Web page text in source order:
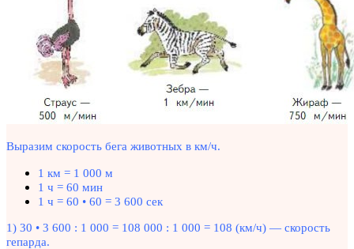
Выразим скорость бега животных в км/ч.
1 км = 1 000 м
1 ч = 60 мин
1 ч = 60 • 60 = 3 600 сек
1) 30 • 3 600 : 1 000 = 108 000 : 1 000 = 108 (км/ч) — скорость
гепарда.